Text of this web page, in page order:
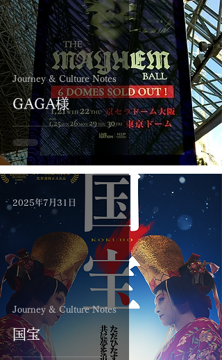
GAGA様
Journey & Culture Notes
国宝
Journey & Culture Notes
2025年7月31日